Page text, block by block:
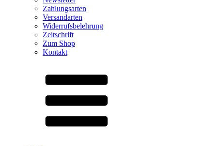
Zahlungsarten
Versandarten
Widerrufsbelehrung
Zeitschrift
Zum Shop
Kontakt